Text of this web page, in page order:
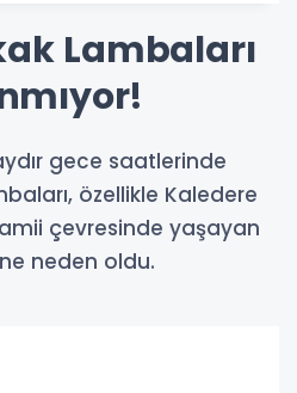
Lambaları
gece saatlerinde
özellikle Kaledere
çevresinde yaşayan
neden oldu.